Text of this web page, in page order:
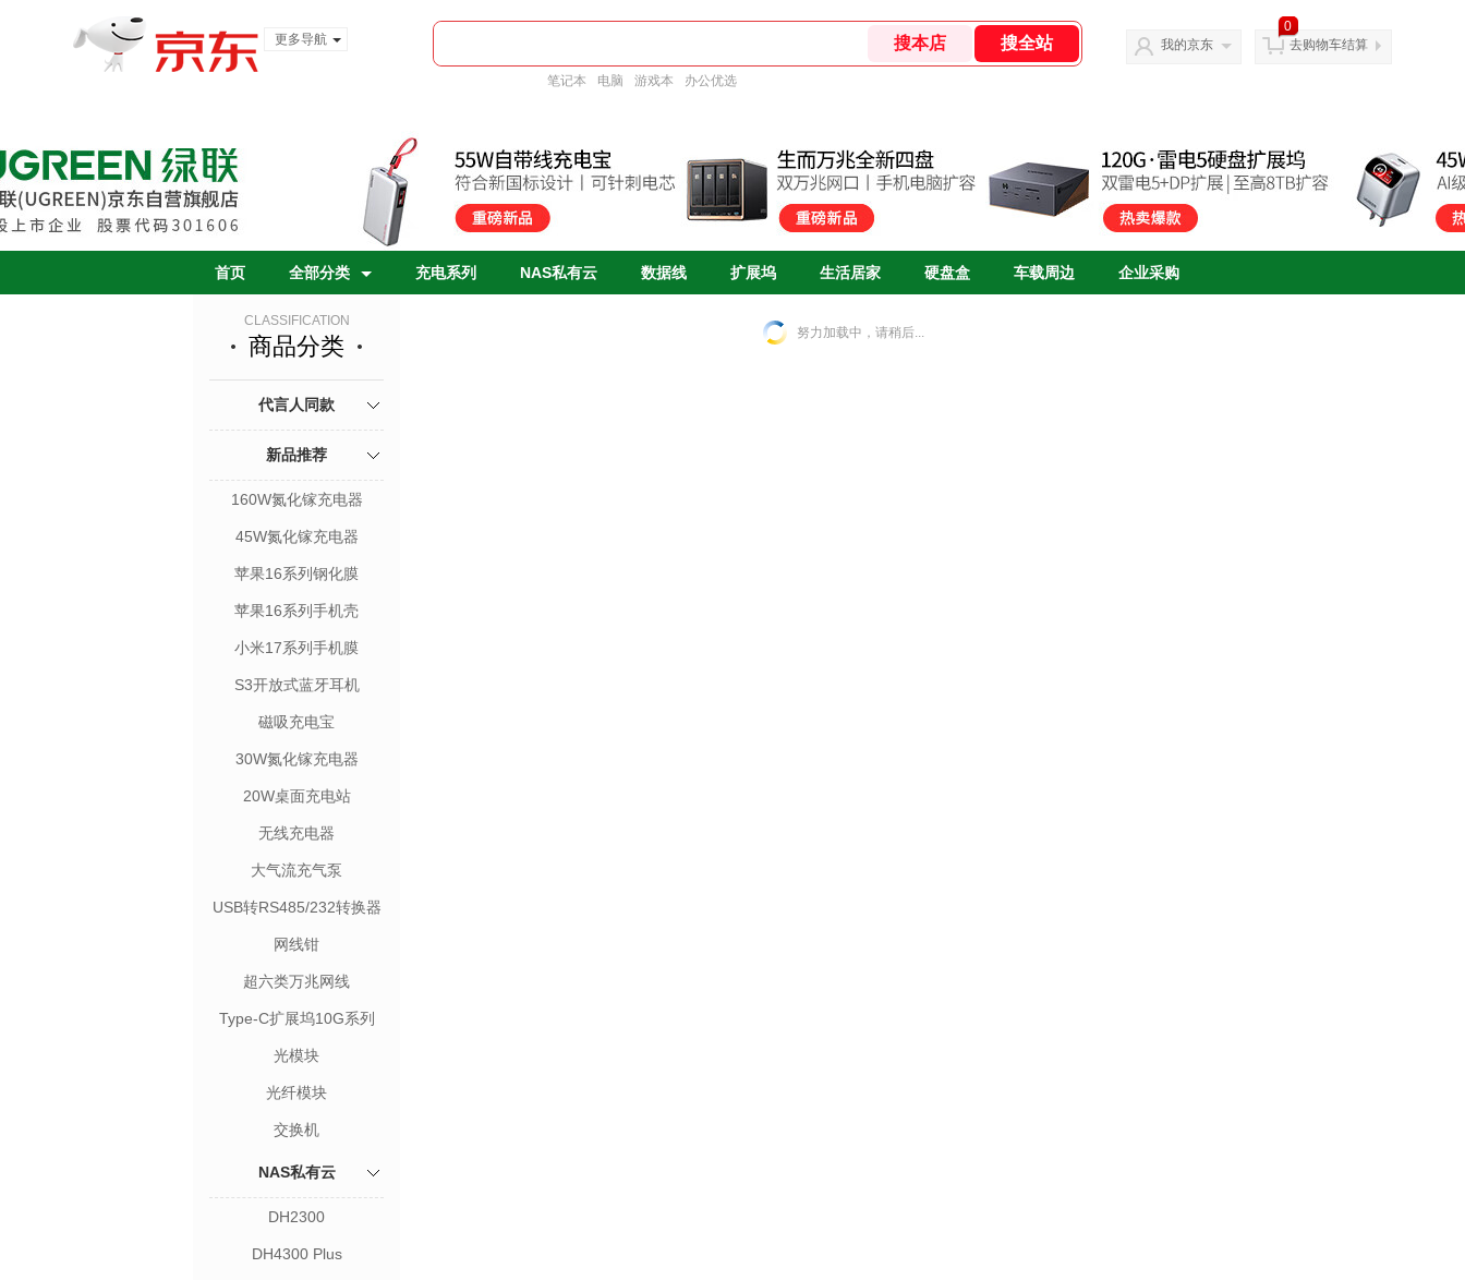
更多导航
笔记本 电脑 游戏本 办公优选
我的京东
0
去购物车结算
首页 全部分类 充电系列 NAS私有云 数据线 扩展坞 生活居家 硬盘盒 车载周边 企业采购
CLASSIFICATION
商品分类
代言人同款
新品推荐
160W氮化镓充电器
45W氮化镓充电器
苹果16系列钢化膜
苹果16系列手机壳
小米17系列手机膜
S3开放式蓝牙耳机
磁吸充电宝
30W氮化镓充电器
20W桌面充电站
无线充电器
大气流充气泵
USB转RS485/232转换器
网线钳
超六类万兆网线
Type-C扩展坞10G系列
光模块
光纤模块
交换机
NAS私有云
DH2300
DH4300 Plus
努力加载中，请稍后...